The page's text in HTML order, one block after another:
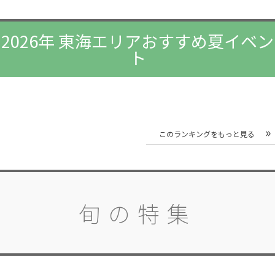
2026年 東海エリアおすすめ夏イベン
ト
このランキングをもっと見る
旬の特集